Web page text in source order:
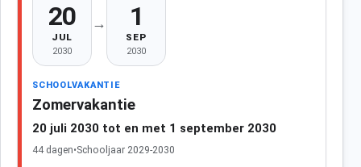
20
JUL
2030
→ 1
SEP
2030
SCHOOLVAKANTIE
Zomervakantie
20 juli 2030 tot en met 1 september 2030
44 dagen•Schooljaar 2029-2030